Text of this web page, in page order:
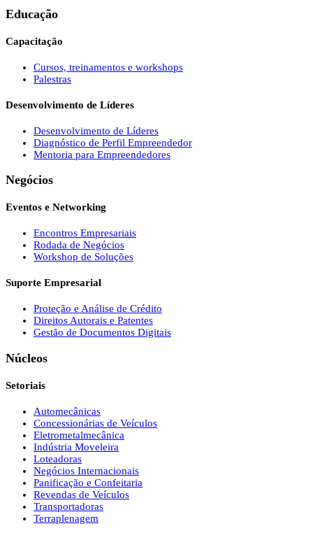
Educação
Capacitação
Cursos, treinamentos e workshops
Palestras
Desenvolvimento de Líderes
Desenvolvimento de Líderes
Diagnóstico de Perfil Empreendedor
Mentoria para Empreendedores
Negócios
Eventos e Networking
Encontros Empresariais
Rodada de Negócios
Workshop de Soluções
Suporte Empresarial
Proteção e Análise de Crédito
Direitos Autorais e Patentes
Gestão de Documentos Digitais
Núcleos
Setoriais
Automecânicas
Concessionárias de Veículos
Eletrometalmecânica
Indústria Moveleira
Loteadoras
Negócios Internacionais
Panificação e Confeitaria
Revendas de Veículos
Transportadoras
Terraplenagem